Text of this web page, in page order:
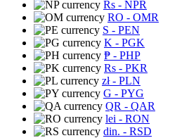
Rs - NPR
RO - OMR
S - PEN
K - PGK
₱ - PHP
Rs - PKR
zł- PLN
G - PYG
QR - QAR
lei - RON
din. - RSD